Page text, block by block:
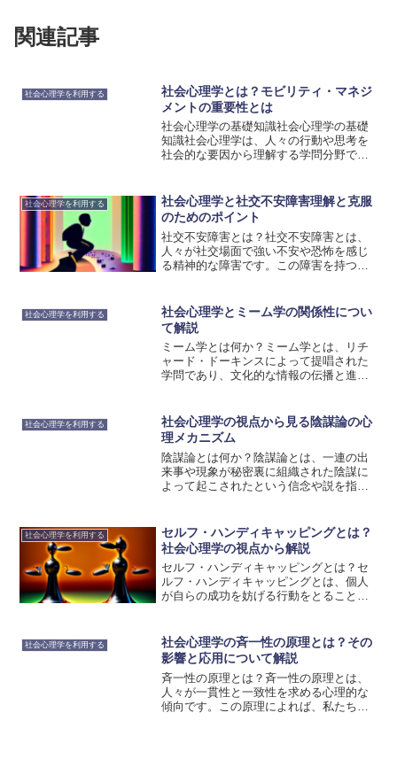
関連記事
社会心理学を利用する
社会心理学とは？モビリティ・マネジ
メントの重要性とは
社会心理学の基礎知識社会心理学の基礎
知識社会心理学は、人々の行動や思考を
社会的な要因から理解する学問分野で
と考えられています。社会心理学は、こ
のような社会的な要素を研究...
社会心理学を利用する
社会心理学と社交不安障害理解と克服
のためのポイント
社交不安障害とは？社交不安障害とは、
人々が社交場面で強い不安や恐怖を感じ
る精神的な障害です。この障害を持つ
動に苦しむことがあります。例えば、パ
ーティーや会議などの社交イ...
社会心理学を利用する
社会心理学とミーム学の関係性につい
て解説
ミーム学とは何か？ミーム学とは、リチ
ャード・ドーキンスによって提唱された
学問であり、文化的な情報の伝播と進化
や信念の形成に影響を与える要素のこと
を指します。ミームは、言...
社会心理学を利用する
社会心理学の視点から見る陰謀論の心
理メカニズム
陰謀論とは何か？陰謀論とは、一連の出
来事や現象が秘密裏に組織された陰謀に
よって起こされたという信念や説を指し
いう考え方です。陰謀論は、歴史上の出
来事や現代の社会問題に対...
社会心理学を利用する
セルフ・ハンディキャッピングとは？
社会心理学の視点から解説
セルフ・ハンディキャッピングとは？セ
ルフ・ハンディキャッピングとは、個人
が自らの成功を妨げる行動をとることを
の評価への恐れが関与していることが示
されています。セルフ・ハ...
社会心理学を利用する
社会心理学の斉一性の原理とは？その
影響と応用について解説
斉一性の原理とは？斉一性の原理とは、
人々が一貫性と一致性を求める心理的な
傾向です。この原理によれば、私たちは